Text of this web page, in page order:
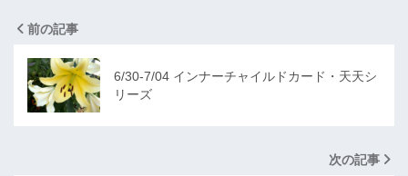
前の記事
6/30-7/04 インナーチャイルドカード・天天シ
リーズ
次の記事